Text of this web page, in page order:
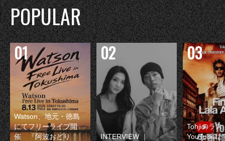
POPULAR
Watson、地元・徳島
にてフリーライブ開
催 『阿波おどり
INTERVIEW ｜
Tohjiのラス
YouTubeに